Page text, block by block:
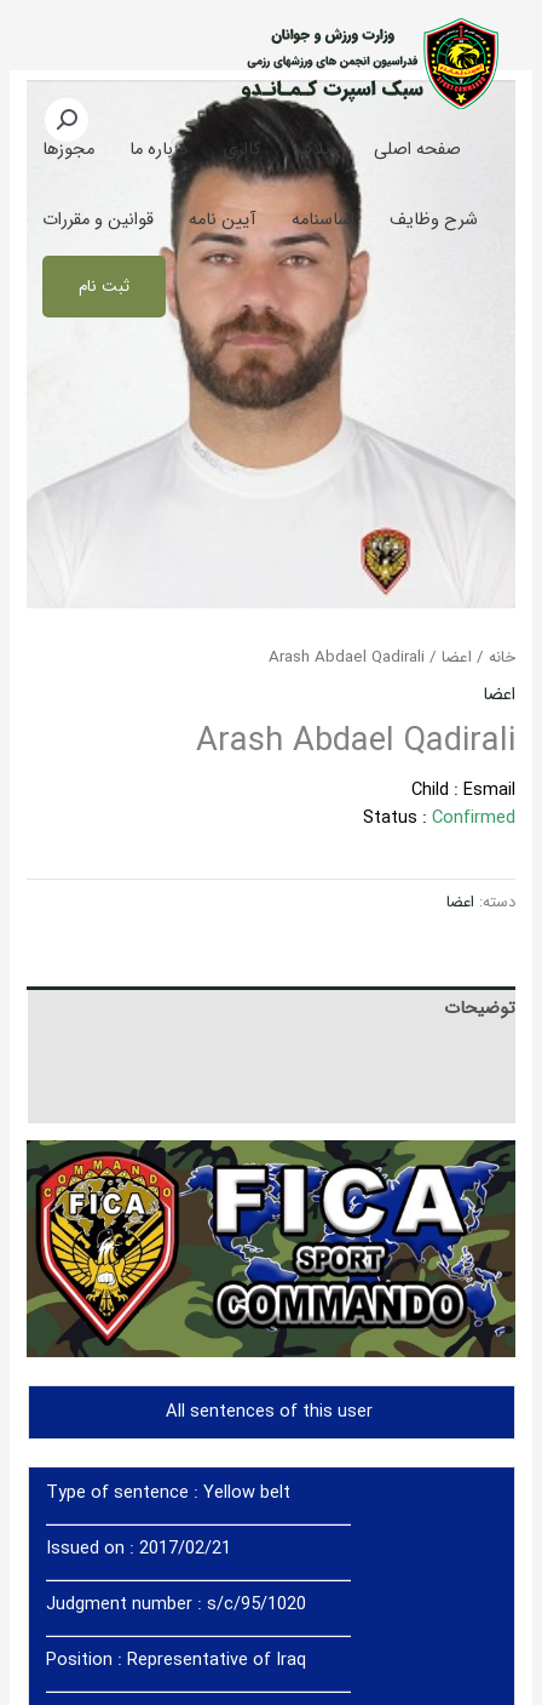
صفحه اصلی وبلاگ گالری درباره ما مجوزها
شرح وظایف اساسنامه آیین نامه قوانین و مقررات
ثبت نام
خانه / اعضا / Arash Abdael Qadirali
اعضا
Arash Abdael Qadirali
Child : Esmail
Status : Confirmed
دسته: اعضا
توضیحات
All sentences of this user
Type of sentence :Yellow belt
ــــــــــــــــــــــــــــــــــــــــــ
Issued on : 2017/02/21
ــــــــــــــــــــــــــــــــــــــــــ
Judgment number : s/c/95/1020
ــــــــــــــــــــــــــــــــــــــــــ
Position :Representative of Iraq
ــــــــــــــــــــــــــــــــــــــــــ